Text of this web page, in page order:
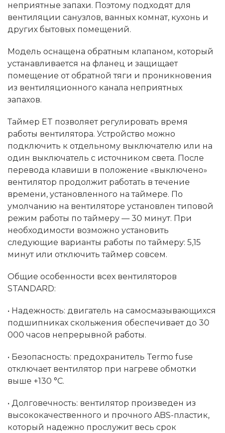
неприятные запахи. Поэтому подходят для
вентиляции санузлов, ванных комнат, кухонь и
других бытовых помещений.
Модель оснащена обратным клапаном, который
устанавливается на фланец и защищает
помещение от обратной тяги и проникновения
из вентиляционного канала неприятных
запахов.
Таймер ET позволяет регулировать время
работы вентилятора. Устройство можно
подключить к отдельному выключателю или на
один выключатель с источником света. После
перевода клавиши в положение «выключено»
вентилятор продолжит работать в течение
времени, установленного на таймере. По
умолчанию на вентиляторе установлен типовой
режим работы по таймеру — 30 минут. При
необходимости возможно установить
следующие варианты работы по таймеру: 5,15
минут или отключить таймер совсем.
Общие особенности всех вентиляторов
STANDARD:
• Надежность: двигатель на самосмазывающихся
подшипниках скольжения обеспечивает до 30
000 часов непрерывной работы.
• Безопасность: предохранитель Termo fuse
отключает вентилятор при нагреве обмотки
выше +130 °C.
• Долговечность: вентилятор произведен из
высококачественного и прочного ABS-пластик,
который надежно прослужит весь срок